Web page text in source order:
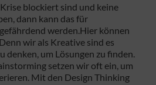
blockiert sind und keine
dann kann das für
werden.Hier können
wir als Kreative sind es
denken, um Lösungen zu finden.
setzen wir oft ein, um
Mit den Design Thinking